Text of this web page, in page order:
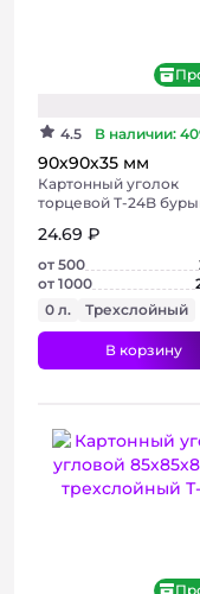
4.5 В наличии:
90х90х35 мм
Картонный уголок
торцевой Т-24B
24.69 ₽
от 500
от 1000
0 л.
Трехслойный
В корзину